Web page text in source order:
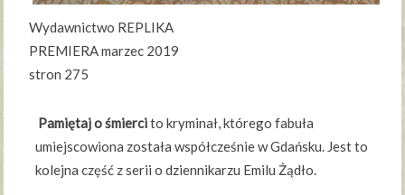
Wydawnictwo REPLIKA
PREMIERA marzec 2019
stron 275
Pamiętaj o śmiercito kryminał, którego fabuła
umiejscowiona została współcześnie w Gdańsku. Jest to
kolejna część z serii o dziennikarzu Emilu Żądło.